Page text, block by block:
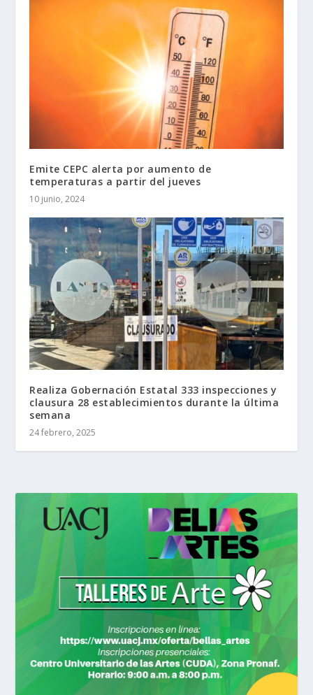
Emite CEPC alerta por aumento de
temperaturas a partir del jueves
10 junio, 2024
Realiza Gobernación Estatal 333 inspecciones y
clausura 28 establecimientos durante la última
semana
24 febrero, 2025